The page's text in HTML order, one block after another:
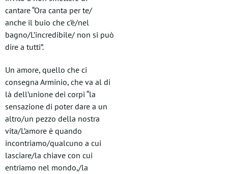
cantare “Ora canta per te/
anche il buio che c’è/nel
bagno/L’incredibile/ non si può
dire a tutti”.
Un amore, quello che ci
consegna Arminio, che va al di
là dell’unione dei corpi “la
sensazione di poter dare a un
altro/un pezzo della nostra
vita/L’amore è quando
incontriamo/qualcuno a cui
lasciare/la chiave con cui
entriamo nel mondo,/la